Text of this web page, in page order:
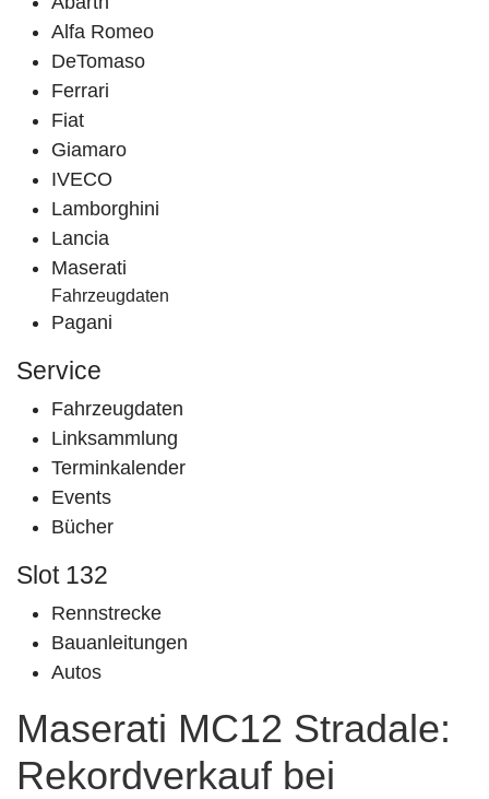
Alfa Romeo
DeTomaso
Ferrari
Fiat
Giamaro
IVECO
Lamborghini
Lancia
Maserati
Fahrzeugdaten
Pagani
Service
Fahrzeugdaten
Linksammlung
Terminkalender
Events
Bücher
Slot 132
Rennstrecke
Bauanleitungen
Autos
Maserati MC12 Stradale:
Rekordverkauf bei